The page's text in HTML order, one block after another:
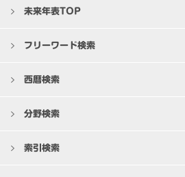
未来年表TOP
フリーワード検索
西暦検索
分野検索
索引検索